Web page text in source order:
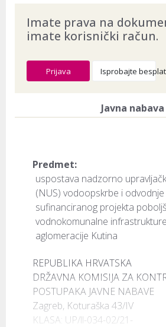
Imate prava na
imate korisnički račun.
Prijava Isprobajte
Javna nabava
Predmet:
uspostava nadzorno
(NUS) vodoopskrbe i odvodnje
sufinanciranog projekta
vodnokomunalne infrastrukture
aglomeracije Kutina
REPUBLIKA HRVATSKA
DRŽAVNA KOMISIJA ZA
POSTUPAKA JAVNE NABAVE
Zagreb, Koturaška 43/IV
KLASA: UP/ll-034-02/21-